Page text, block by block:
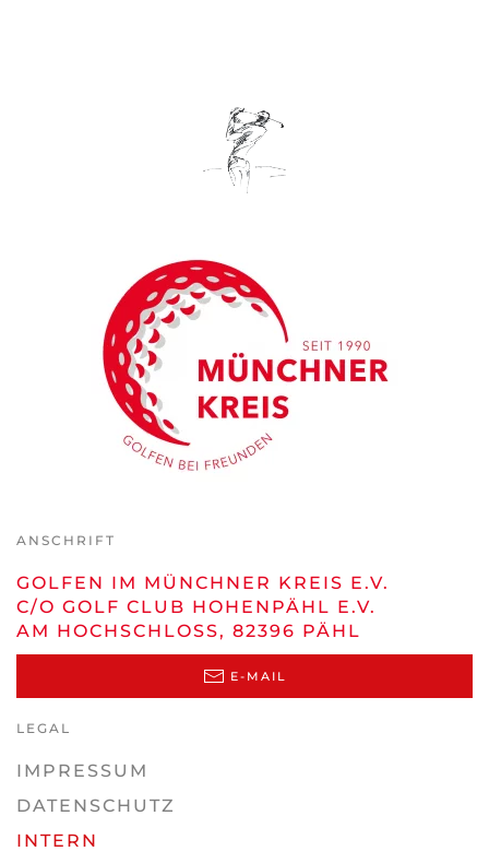
ANSCHRIFT
GOLFEN IM MÜNCHNER KREIS E.V.
C/O GOLF CLUB HOHENPÄHL E.V.
AM HOCHSCHLOSS, 82396 PÄHL
E-MAIL
LEGAL
IMPRESSUM
DATENSCHUTZ
INTERN